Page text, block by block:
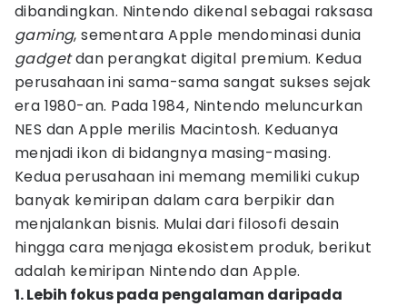
dibandingkan. Nintendo dikenal sebagai raksasa
gaming, sementara Apple mendominasi dunia
gadgetdan perangkat digital premium. Kedua
perusahaan ini sama-sama sangat sukses sejak
era 1980-an. Pada 1984, Nintendo meluncurkan
NES dan Apple merilis Macintosh. Keduanya
menjadi ikon di bidangnya masing-masing.
Kedua perusahaan ini memang memiliki cukup
banyak kemiripan dalam cara berpikir dan
menjalankan bisnis. Mulai dari filosofi desain
hingga cara menjaga ekosistem produk, berikut
adalah kemiripan Nintendo dan Apple.
1. Lebih fokus pada pengalaman daripada